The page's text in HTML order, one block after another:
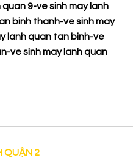
quan 9-ve sinh may lanh
binh thanh-ve sinh may
lanh quan tan binh-ve
-ve sinh may lanh quan
QUẬN 2